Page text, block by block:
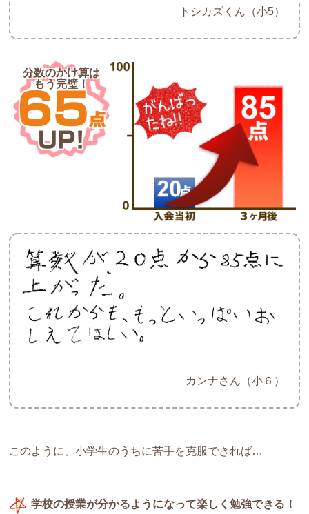
トシカズくん（小5）
分数のかけ算は
もう完璧！
65点
UP!
カンナさん（小６）
このように、小学生のうちに苦手を克服できれば…
学校の授業が分かるようになって楽しく勉強できる！